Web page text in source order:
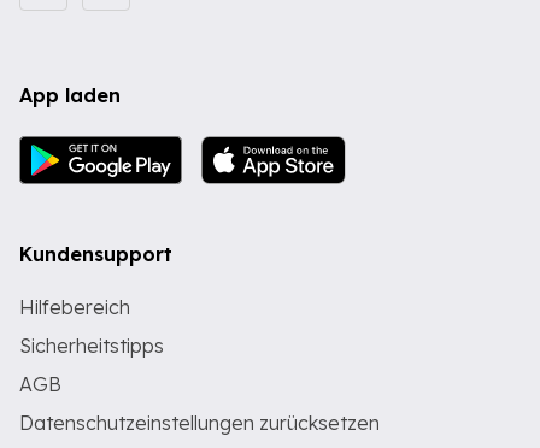
App laden
Kundensupport
Hilfebereich
Sicherheitstipps
AGB
Datenschutzeinstellungen zurücksetzen